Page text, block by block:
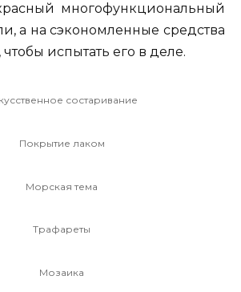
многофункциональный
а на сэкономленные средства
чтобы испытать его в деле.
состаривание
Покрытие лаком
Морская тема
Трафареты
Мозаика